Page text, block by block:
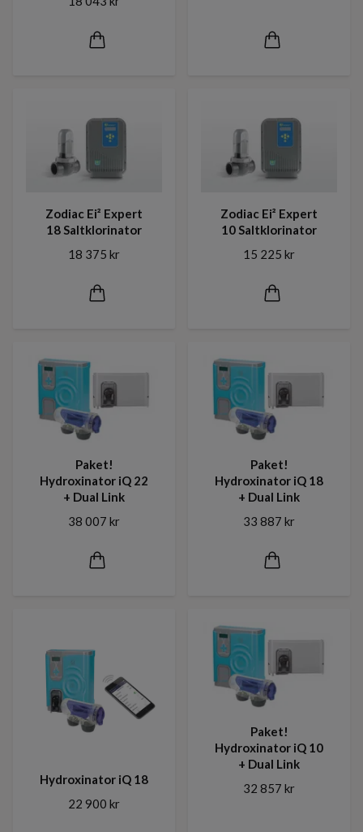
Zodiac Ei² Expert
18 Saltklorinator
18 375 kr
Zodiac Ei² Expert
10 Saltklorinator
15 225 kr
Paket!
Hydroxinator iQ 22
+ Dual Link
38 007 kr
Paket!
Hydroxinator iQ 18
+ Dual Link
33 887 kr
Hydroxinator iQ 18
22 900 kr
Paket!
Hydroxinator iQ 10
+ Dual Link
32 857 kr